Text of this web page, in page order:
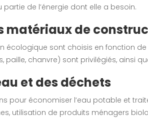
de l’énergie dont elle a besoin.
matériaux de
écologique sont choisis en fonction
paille, chanvre) sont privilégiés, ainsi
et des déchets
pour économiser l’eau potable et
utilisation de produits ménagers